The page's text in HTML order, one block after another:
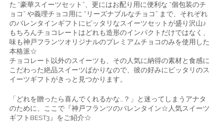
た “豪華スイーツセット”、更にはお配り用に便利な “個包装のチ
ョコ” や義理チョコ用に “リーズナブルなチョコ” まで、それぞれ
のバレンタインギフトにピッタリなスイーツセットが盛り沢山♪
もちろんチョコレートはどれも造形のインパクトだけではなく、
味も神戸フランツオリジナルのプレミアムチョコのみを使用した
本格派☆
チョコレート以外のスイーツも、その人気に納得の素材と食感に
こだわった絶品スイーツばかりなので、彼の好みにピッタリのス
イーツギフトがきっと見つかります。
「どれを贈ったら喜んでくれるかな…？」と迷ってしまうアナタ
のために、ここで『神戸フランツのバレンタイン☆人気スイーツ
ギフトBEST3』をご紹介☆